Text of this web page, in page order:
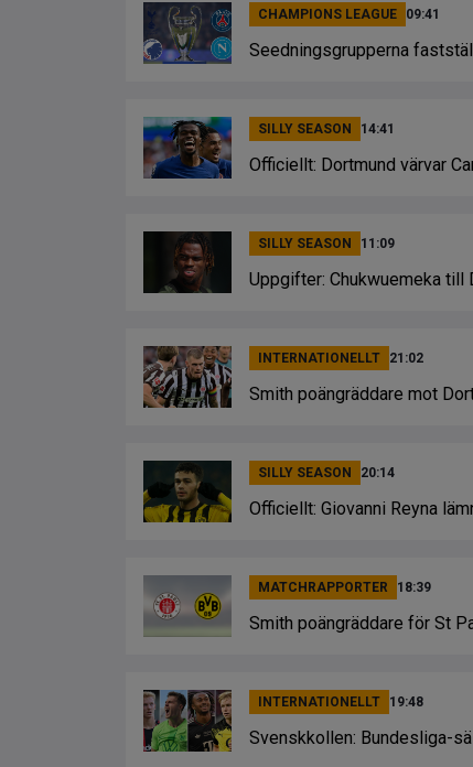
CHAMPIONS LEAGUE 09:41
Seedningsgrupperna
SILLY SEASON 14:41
Officiellt: Dortmund värvar
SILLY SEASON 11:09
Uppgifter: Chukwuemeka till
INTERNATIONELLT 21:02
Smith poängräddare mot
SILLY SEASON 20:14
Officiellt: Giovanni Reyna
MATCHRAPPORTER 18:39
Smith poängräddare för St
INTERNATIONELLT 19:48
Svenskkollen: Bundesliga-